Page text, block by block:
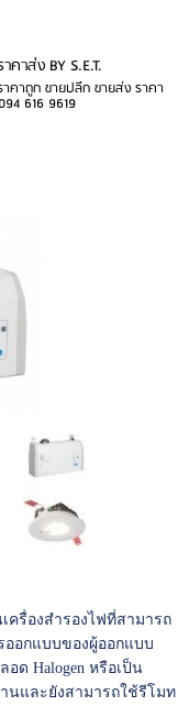
าส่ง BY S.E.T.
าคาถูก ขายปลีก ขายส่ง ราคา
616 9619
เครื่องสำรองไฟที่สามารถ
อกแบบของผู้ออกแบบ
ด Halogen หรือเป็น
นและยังสามารถใช้รีโมท